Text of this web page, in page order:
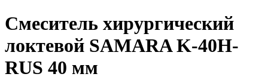
Смеситель хирургический
локтевой SAMARA K-40H-
RUS 40 мм